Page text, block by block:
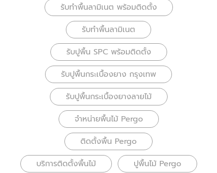
รับทำพื้นลามิเนต พร้อมติดตั้ง
รับทำพื้นลามิเนต
รับปูพื้น SPC พร้อมติดตั้ง
รับปูพื้นกระเบื้องยาง กรุงเทพ
รับปูพื้นกระเบื้องยางลายไม้
จำหน่ายพื้นไม้ Pergo
ติดตั้งพื้น Pergo
บริการติดตั้งพื้นไม้
ปูพื้นไม้ Pergo